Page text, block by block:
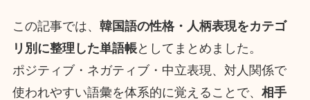
この記事では、 韓国語の性格・人柄表現をカテゴ
リ別に整理した単語帳としてまとめました。
ポジティブ・ネガティブ・中立表現、対人関係で
使われやすい語彙を体系的に覚えることで、 相手